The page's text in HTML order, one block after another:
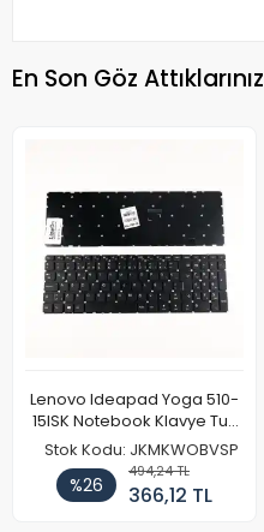
En Son Göz Attıklarınız
Lenovo Ideapad Yoga 510-
15ISK Notebook Klavye Tuş
Takımı
Stok Kodu: JKMKWOBVSP
%26
494,24 TL
366,12 TL